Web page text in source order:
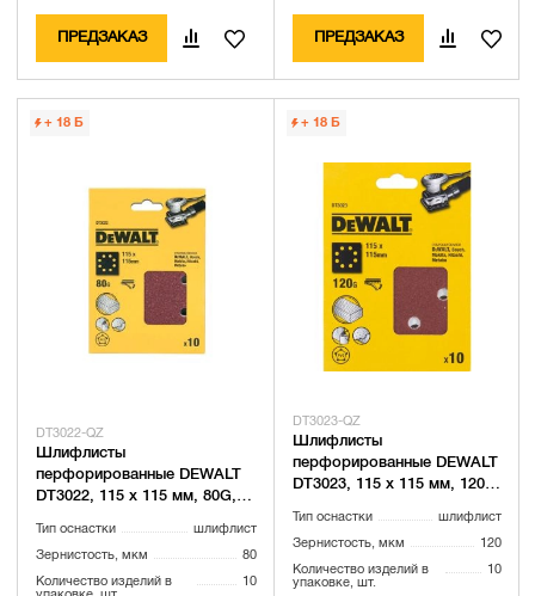
ПРЕДЗАКАЗ ПРЕДЗАКАЗ
+ 18 Б
DT3022-QZ
Шлифлисты
перфорированные DEWALT
DT3022, 115 x 115 мм, 80G,
Тип оснастки шлифлист
Зернистость, мкм 80
Количество изделий в
10
+ 18 Б
DT3023-QZ
Шлифлисты
перфорированные DEWALT
DT3023, 115 x 115 мм, 120G,
Тип оснастки шлифлист
Зернистость, мкм 120
Количество изделий в
упаковке, шт.
10